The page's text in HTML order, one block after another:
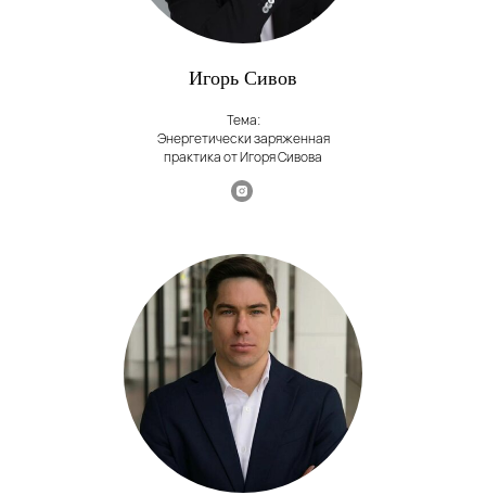
Игорь Сивов
Тема:
Энергетически заряженная
практика от Игоря Сивова